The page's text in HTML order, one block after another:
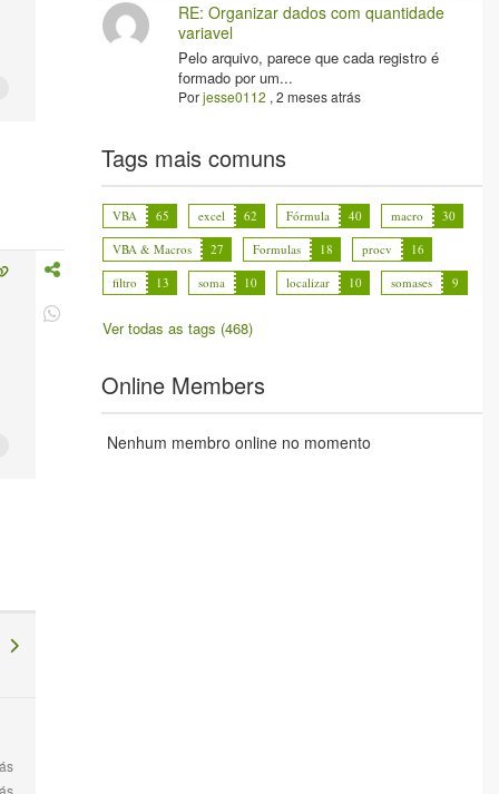
RE: Organizar dados com quantidade
variavel
Pelo arquivo, parece que cada registro é
formado por um...
Porjesse0112 ,2 meses atrás
Tags mais comuns
VBA 65 excel 62 Fórmula 40 macro
30
VBA & Macros
27 Formulas 18 procv
16
filtro
13 soma 10 localizar 10 somases 9
Ver todas as tags (468)
Online Members
Nenhum membro online no momento